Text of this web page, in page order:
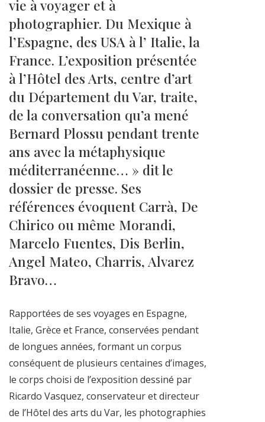
vie à voyager et à
photographier. Du Mexique à
l’Espagne, des USA à l’ Italie, la
France. L’exposition présentée
à l’Hôtel des Arts, centre d’art
du Département du Var, traite,
de la conversation qu’a mené
Bernard Plossu pendant trente
ans avec la métaphysique
méditerranéenne… » dit le
dossier de presse. Ses
références évoquent Carrà, De
Chirico ou même Morandi,
Marcelo Fuentes, Dis Berlin,
Angel Mateo, Charris, Alvarez
Bravo…
Rapportées de ses voyages en Espagne,
Italie, Grèce et France, conservées pendant
de longues années, formant un corpus
conséquent de plusieurs centaines d’images,
le corps choisi de l’exposition dessiné par
Ricardo Vasquez, conservateur et directeur
de l’Hôtel des arts du Var, les photographies